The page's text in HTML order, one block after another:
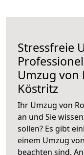
Stressfreie
Umzug von
Köstritz
Ihr Umzug von
an und Sie
sollen? Es gibt
einem Umzug
beachten sind.